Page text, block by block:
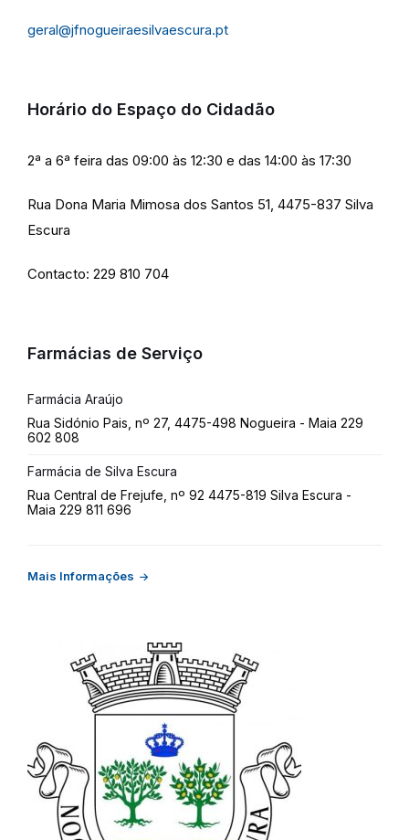
geral@jfnogueiraesilvaescura.pt
Horário do Espaço do Cidadão
2ª a 6ª feira das 09:00 às 12:30 e das 14:00 às 17:30
Rua Dona Maria Mimosa dos Santos 51, 4475-837 Silva
Escura
Contacto: 229 810 704
Farmácias de Serviço
Farmácia Araújo
Rua Sidónio Pais, nº 27, 4475-498 Nogueira - Maia 229
602 808
Farmácia de Silva Escura
Rua Central de Frejufe, nº 92 4475-819 Silva Escura -
Maia 229 811 696
Mais Informações